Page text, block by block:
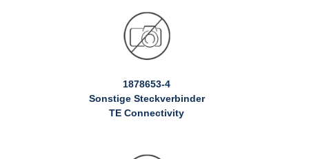
1878653-4
Sonstige Steckverbinder
TE Connectivity